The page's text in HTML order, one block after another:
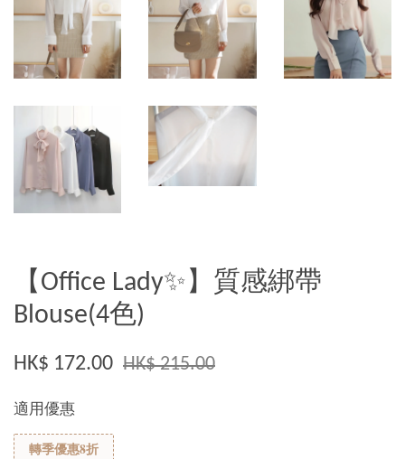
【Office Lady✨】質感綁帶
Blouse(4色)
HK$ 172.00 HK$ 215.00
適用優惠
轉季優惠8折